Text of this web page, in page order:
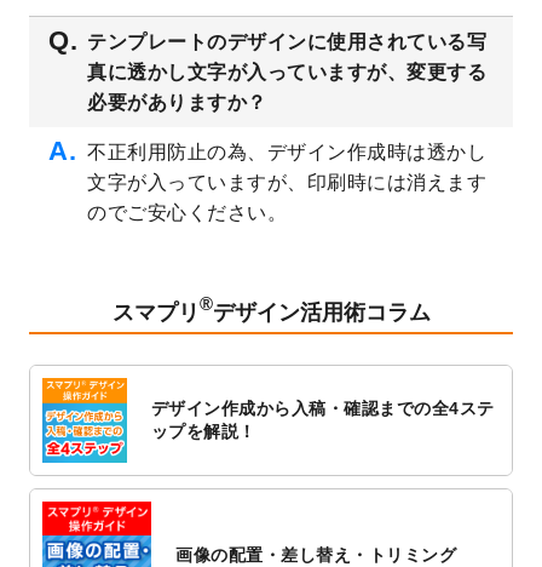
2023/3/16
シール・ラベルのデザインテンプレートを
公開いたしました。
2023/3/13
封筒（長3、洋長3、角2）のデザインテンプ
レートを追加しました。
2023/3/13
クリアファイルのデザインテンプレート
追加しました。
2023/3/2
パワーポイント版テンプレートをダウンロ
追加しました。
2023/1/13
4月始まりのカレンダーデザインテンプレー
2023/1/5
スタンプカードのデザインテンプレート
追加しました。
2022/12/26
止のお知らせ
2022/12/16
トを公開いたしました。
テンプレートのデザインに使用されている写
真に透かし文字が入っていますが、変更する
必要がありますか？
不正利用防止の為、デザイン作成時は透かし
文字が入っていますが、印刷時には消えます
のでご安心ください。
スマプリ ®デザイン活用術コラム
デザイン作成から入稿・確認までの全4ステ
ップを解説！
画像の配置・差し替え・トリミング